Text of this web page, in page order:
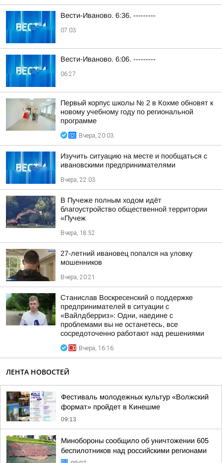
Вести-Иваново. 6:36. ---------
07:03
Вести-Иваново. 6:06. ---------
06:27
Первый корпус школы № 2 в Кохме обновят к
новому учебному году по региональной
программе
Вчера, 20:03
Изучить ситуацию на месте и пообщаться с
ивановскими предпринимателями
Вчера, 22:03
В Пучеже полным ходом идёт
благоустройство общественной территории
«Пучеж
Вчера, 18:52
27-летний ивановец попался на уловку
мошенников
Вчера, 20:21
Станислав Воскресенский о поддержке
предпринимателей в ситуации с
«Вайлдберриз»: Одни, наедине с
проблемами вы не останетесь, все
сосредоточенно работают над решениями
Вчера, 16:16
ЛЕНТА НОВОСТЕЙ
Фестиваль молодежных культур «Волжский
формат» пройдет в Кинешме
09:13
Минобороны сообщило об уничтожении 605
беспилотников над российскими регионами